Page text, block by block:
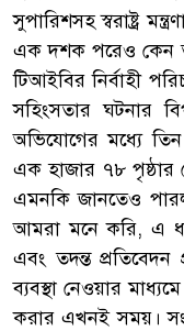
সুপারিশসহ স্বরাষ্ট্র
এক দশক পরেও কেন
টিআইবির নির্বাহী
সহিংসতার ঘটনার
অভিযোগের মধ্যে
এক হাজার ৭৮ পৃষ্ঠার
এমনকি জানতেও
আমরা মনে করি, এ
এবং তদন্ত প্রতিবেদন
ব্যবস্থা নেওয়ার
করার এখনই সময়।